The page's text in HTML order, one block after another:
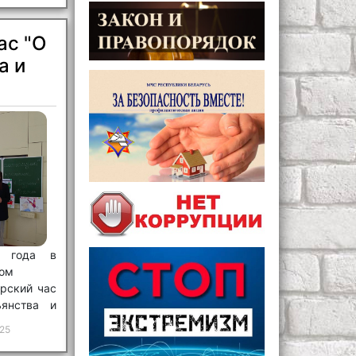
"О
и
года в
час
и